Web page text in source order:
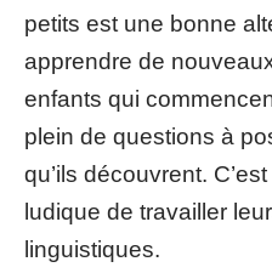
petits est une bonne
apprendre de
enfants qui
plein de questions à
qu’ils découvrent.
ludique de travailler
linguistiques.